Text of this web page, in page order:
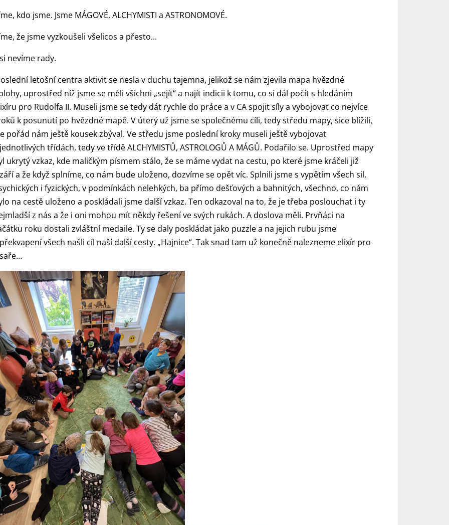
kdo jsme. Jsme MÁGOVÉ, ALCHYMISTI a ASTRONOMOVÉ.
že jsme vyzkoušeli všelicos a přesto...
nevíme rady.
letošní centra aktivit se nesla v duchu tajemna, jelikož se nám zjevila mapa hvězdné
uprostřed níž jsme se měli všichni „sejít“ a najít indicii k tomu, co si dál počít s hledáním
pro Rudolfa II. Museli jsme se tedy dát rychle do práce a v CA spojit síly a vybojovat co nejvíce
k posunutí po hvězdné mapě. V úterý už jsme se společnému cíli, tedy středu mapy, sice blížili,
pořád nám ještě kousek zbýval. Ve středu jsme poslední kroky museli ještě vybojovat
třídách, tedy ve třídě ALCHYMISTŮ, ASTROLOGŮ A MÁGŮ. Podařilo se. Uprostřed mapy
ukrytý vzkaz, kde maličkým písmem stálo, že se máme vydat na cestu, po které jsme kráčeli již
a že když splníme, co nám bude uloženo, dozvíme se opět víc. Splnili jsme s vypětím všech sil,
i fyzických, v podmínkách nelehkých, ba přímo dešťových a bahnitých, všechno, co nám
na cestě uloženo a poskládali jsme další vzkaz. Ten odkazoval na to, že je třeba poslouchat i ty
z nás a že i oni mohou mít někdy řešení ve svých rukách. A doslova měli. Prvňáci na
roku dostali zvláštní medaile. Ty se daly poskládat jako puzzle a na jejich rubu jsme
všech našli cíl naší další cesty. „Hajnice“. Tak snad tam už konečně nalezneme elixír pro